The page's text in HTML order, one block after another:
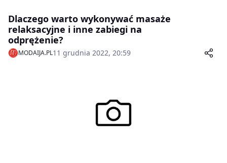
Dlaczego warto wykonywać masaże
relaksacyjne i inne zabiegi na
odprężenie?
MODAIJA.PL11 grudnia 2022, 20:59